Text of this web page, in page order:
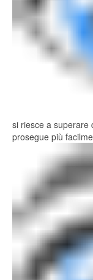
si riesce a superare
prosegue più